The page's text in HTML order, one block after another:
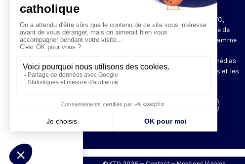
SIC Afrique propose un journal tout en
images, préparé par la rédaction de KTO,
pour rester informé et connecté à la vie de
l’Eglise catholique en Afrique. Ce programme
d'extraits de vidéos produites par les médias
catholiques francophones partenaires et les
diocèses et conférences épiscopales.
Visiter la page de l'émission